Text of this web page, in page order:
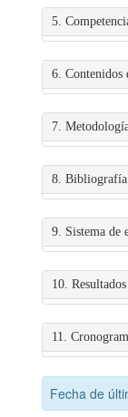
5.
6. Contenidos
7.
8. Bibliografía
9. Sistema de
10.
11.
Fecha de